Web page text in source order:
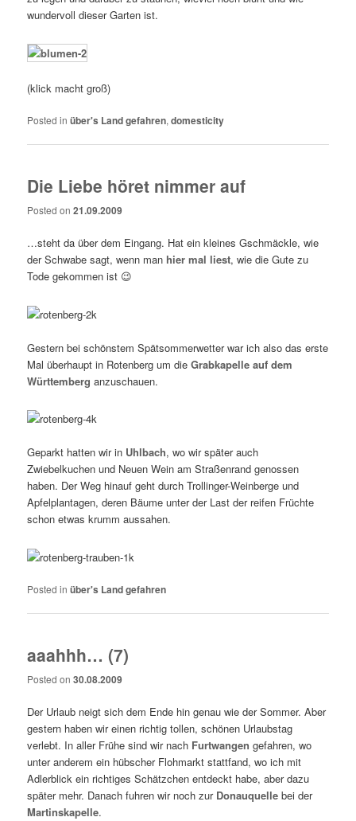
wundervoll dieser Garten ist.
(klick macht groß)
Posted in über's Land gefahren,domesticity
Die Liebe höret nimmer auf
Posted on21.09.2009
…steht da über dem Eingang. Hat ein kleines Gschmäckle, wie
der Schwabe sagt, wenn man hier mal liest, wie die Gute zu
Tode gekommen ist 😉
Gestern bei schönstem Spätsommerwetter war ich also das erste
Mal überhaupt in Rotenberg um dieGrabkapelle auf dem
Württemberg anzuschauen.
Geparkt hatten wir in Uhlbach, wo wir später auch
Zwiebelkuchen und Neuen Wein am Straßenrand genossen
haben. Der Weg hinauf geht durch Trollinger-Weinberge und
Apfelplantagen, deren Bäume unter der Last der reifen Früchte
schon etwas krumm aussahen.
Posted in über's Land gefahren
aaahhh… (7)
Posted on30.08.2009
Der Urlaub neigt sich dem Ende hin genau wie der Sommer. Aber
gestern haben wir einen richtig tollen, schönen Urlaubstag
verlebt. In aller Frühe sind wir nach Furtwangen gefahren, wo
unter anderem ein hübscher Flohmarkt stattfand, wo ich mit
Adlerblick ein richtiges Schätzchen entdeckt habe, aber dazu
später mehr. Danach fuhren wir noch zur Donauquelle bei der
Martinskapelle.